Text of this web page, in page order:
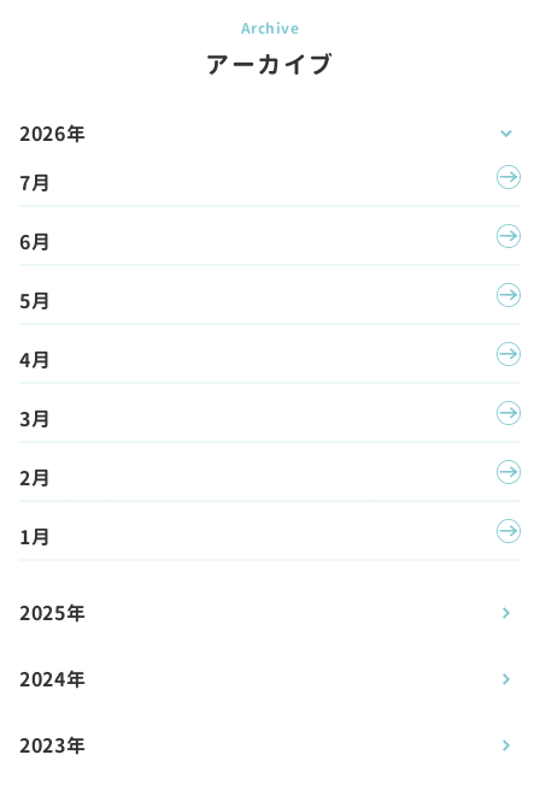
アーカイブ
2026年
7月
6月
5月
4月
3月
2月
1月
2025年
2024年
2023年